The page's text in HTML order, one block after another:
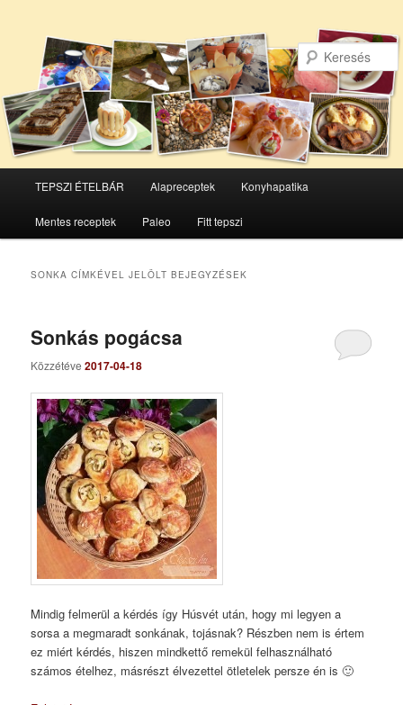
Tovább
az
elsődleges
Tovább
a
másodlagos
TEPSZI ÉTELBÁR Alapreceptek Konyhapatika
Mentes receptek Paleo Fitt tepszi
SONKA CÍMKÉVEL JELÖLT BEJEGYZÉSEK
Sonkás pogácsa
Közzétéve2017-04-18
Mindig felmerül a kérdés így Húsvét után, hogy mi legyen a
sorsa a megmaradt sonkának, tojásnak? Részben nem is értem
ez miért kérdés, hiszen mindkettő remekül felhasználható
számos ételhez, másrészt élvezettel ötletelek persze én is 🙂